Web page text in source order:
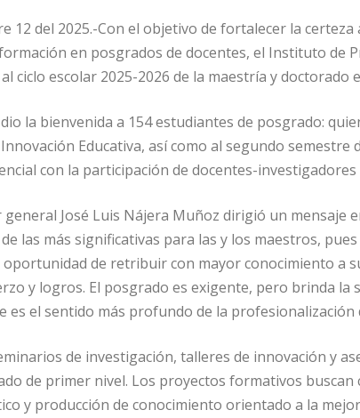
12 del 2025.-Con el objetivo de fortalecer la certeza
en posgrados de docentes, el Instituto de
ciclo escolar 2025-2026 de la maestría y doctorado
la bienvenida a 154 estudiantes de posgrado:
Educativa, así como al segundo semestre
con la participación de docentes-
José Luis Nájera Muñoz dirigió un mensaje
las más significativas para las y los maestros,
de retribuir con mayor conocimiento a
y logros. El posgrado es exigente, pero brinda la
es el sentido más profundo de la profesionalización
de investigación, talleres de innovación y
de primer nivel. Los proyectos formativos buscan
y producción de conocimiento orientado a la